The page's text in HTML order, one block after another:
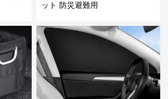
ット 防災避難用